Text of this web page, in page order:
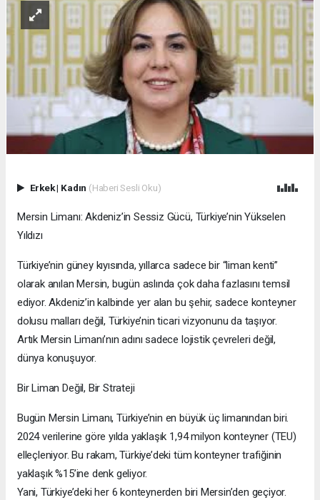
Erkek| Kadın (Haberi Sesli Oku)
Mersin Limanı: Akdeniz’in Sessiz Gücü, Türkiye’nin Yükselen
Yıldızı
Türkiye’nin güney kıyısında, yıllarca sadece bir “liman kenti”
olarak anılan Mersin, bugün aslında çok daha fazlasını temsil
ediyor. Akdeniz’in kalbinde yer alan bu şehir, sadece konteyner
dolusu malları değil, Türkiye’nin ticari vizyonunu da taşıyor.
Artık Mersin Limanı’nın adını sadece lojistik çevreleri değil,
dünya konuşuyor.
Bir Liman Değil, Bir Strateji
Bugün Mersin Limanı, Türkiye’nin en büyük üç limanından biri.
2024 verilerine göre yılda yaklaşık 1,94 milyon konteyner (TEU)
elleçleniyor. Bu rakam, Türkiye’deki tüm konteyner trafiğinin
yaklaşık %15’ine denk geliyor.
Yani, Türkiye’deki her 6 konteynerden biri Mersin’den geçiyor.